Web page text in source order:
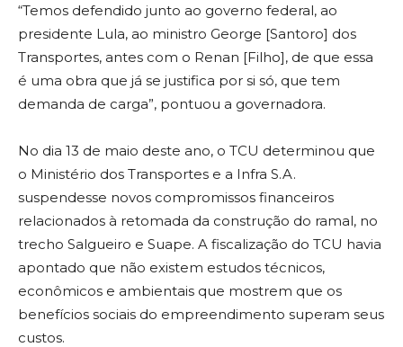
“Temos defendido junto ao governo federal, ao
presidente Lula, ao ministro George [Santoro] dos
Transportes, antes com o Renan [Filho], de que essa
é uma obra que já se justifica por si só, que tem
demanda de carga”, pontuou a governadora.
No dia 13 de maio deste ano, o TCU determinou que
o Ministério dos Transportes e a Infra S.A.
suspendesse novos compromissos financeiros
relacionados à retomada da construção do ramal, no
trecho Salgueiro e Suape. A fiscalização do TCU havia
apontado que não existem estudos técnicos,
econômicos e ambientais que mostrem que os
benefícios sociais do empreendimento superam seus
custos.